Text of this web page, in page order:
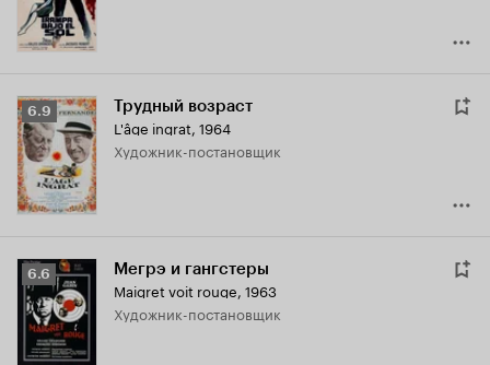
Рейтинг
Кинопоиска
6.9
6.9 Трудный возраст
L'âge ingrat, 1964
Художник-постановщик
Рейтинг
Кинопоиска
6.6
6.6 Мегрэ и гангстеры
Maigret voit rouge, 1963
Художник-постановщик